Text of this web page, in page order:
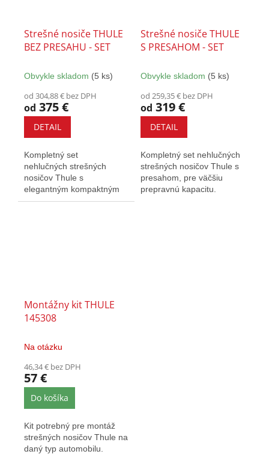
Strešné nosiče THULE
BEZ PRESAHU - SET
Obvykle skladom (5 ks)
od 304,88 € bez DPH
od 375 €
DETAIL
Kompletný set
nehlučných strešných
nosičov Thule s
elegantným kompaktným
dizajnom. Vybavené T-
Strešné nosiče THULE
S PRESAHOM - SET
Obvykle skladom (5 ks)
od 259,35 € bez DPH
od 319 €
DETAIL
Kompletný set nehlučných
strešných nosičov Thule s
presahom, pre väčšiu
prepravnú kapacitu.
Montážny kit THULE
145308
Na otázku
46,34 € bez DPH
57 €
Do košíka
Kit potrebný pre montáž
strešných nosičov Thule na
daný typ automobilu.